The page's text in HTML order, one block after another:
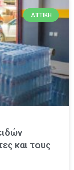
ΑΤΤΙΚΉ
και τους